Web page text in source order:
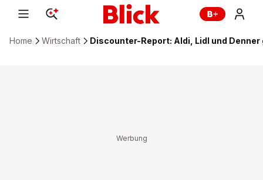
Home Wirtschaft Discounter-Report: Aldi, Lidl und